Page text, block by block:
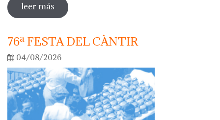
leer más sobre presentació càntir gegant d'artista
76ª FESTA DEL CÀNTIR
04/08/2026